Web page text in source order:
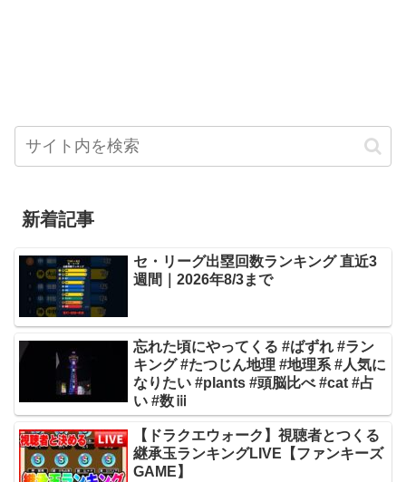
新着記事
セ・リーグ出塁回数ランキング 直近3
週間｜2026年8/3まで
忘れた頃にやってくる #ばずれ #ラン
キング #たつじん地理 #地理系 #人気に
なりたい #plants #頭脳比べ #cat #占
い #数ⅲ
【ドラクエウォーク】視聴者とつくる
継承玉ランキングLIVE【ファンキーズ
GAME】